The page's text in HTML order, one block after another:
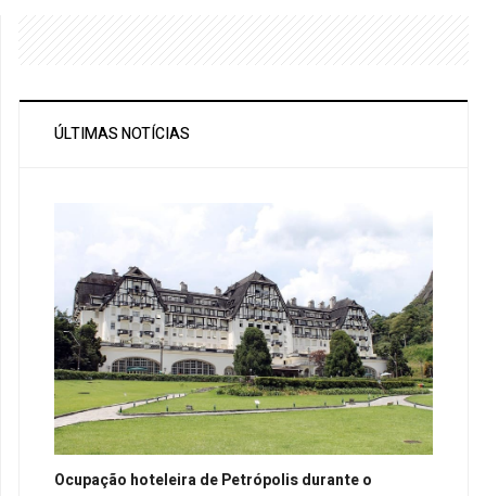
ÚLTIMAS NOTÍCIAS
Ocupação hoteleira de Petrópolis durante o